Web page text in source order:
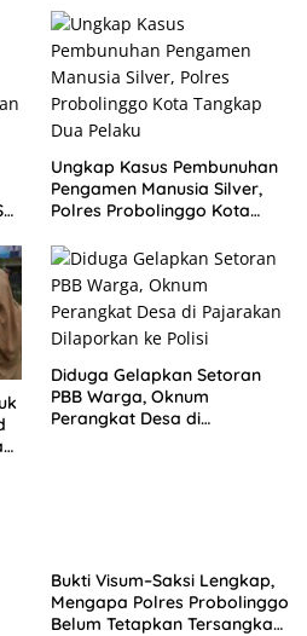
Ungkap Kasus Pembunuhan
Pengamen Manusia Silver,
Polres Probolinggo Kota
Diduga Gelapkan Setoran
PBB Warga, Oknum
Perangkat Desa di
Bukti Visum–Saksi Lengkap,
Mengapa Polres Probolinggo
Belum Tetapkan Tersangka